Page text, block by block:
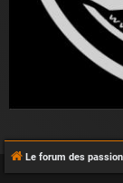
Le forum des